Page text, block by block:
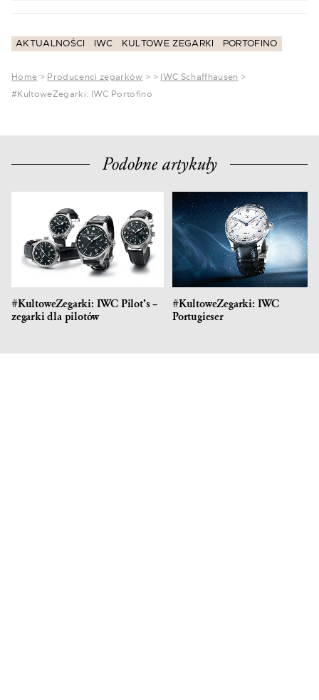
AKTUALNOŚCI IWC KULTOWE ZEGARKI PORTOFINO
Home > Producenci zegarków > > IWC Schaffhausen >
#KultoweZegarki: IWC Portofino
Podobne artykuły
#KultoweZegarki: IWC Pilot’s –
zegarki dla pilotów
#KultoweZegarki: IWC
Portugieser